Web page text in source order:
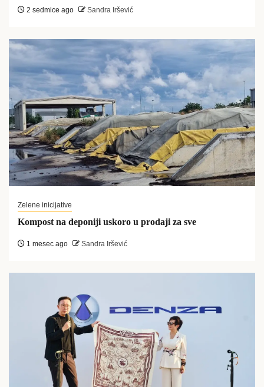
2 sedmice ago Sandra Iršević
Zelene inicijative
Kompost na deponiji uskoro u prodaji za sve
1 mesec ago Sandra Iršević